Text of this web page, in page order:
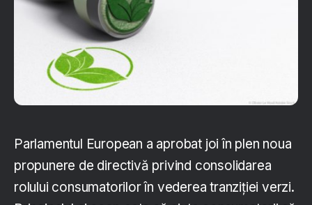
Parlamentul European a aprobat joi în plen noua
propunere de directivă privind consolidarea
rolului consumatorilor în vederea tranziției verzi.